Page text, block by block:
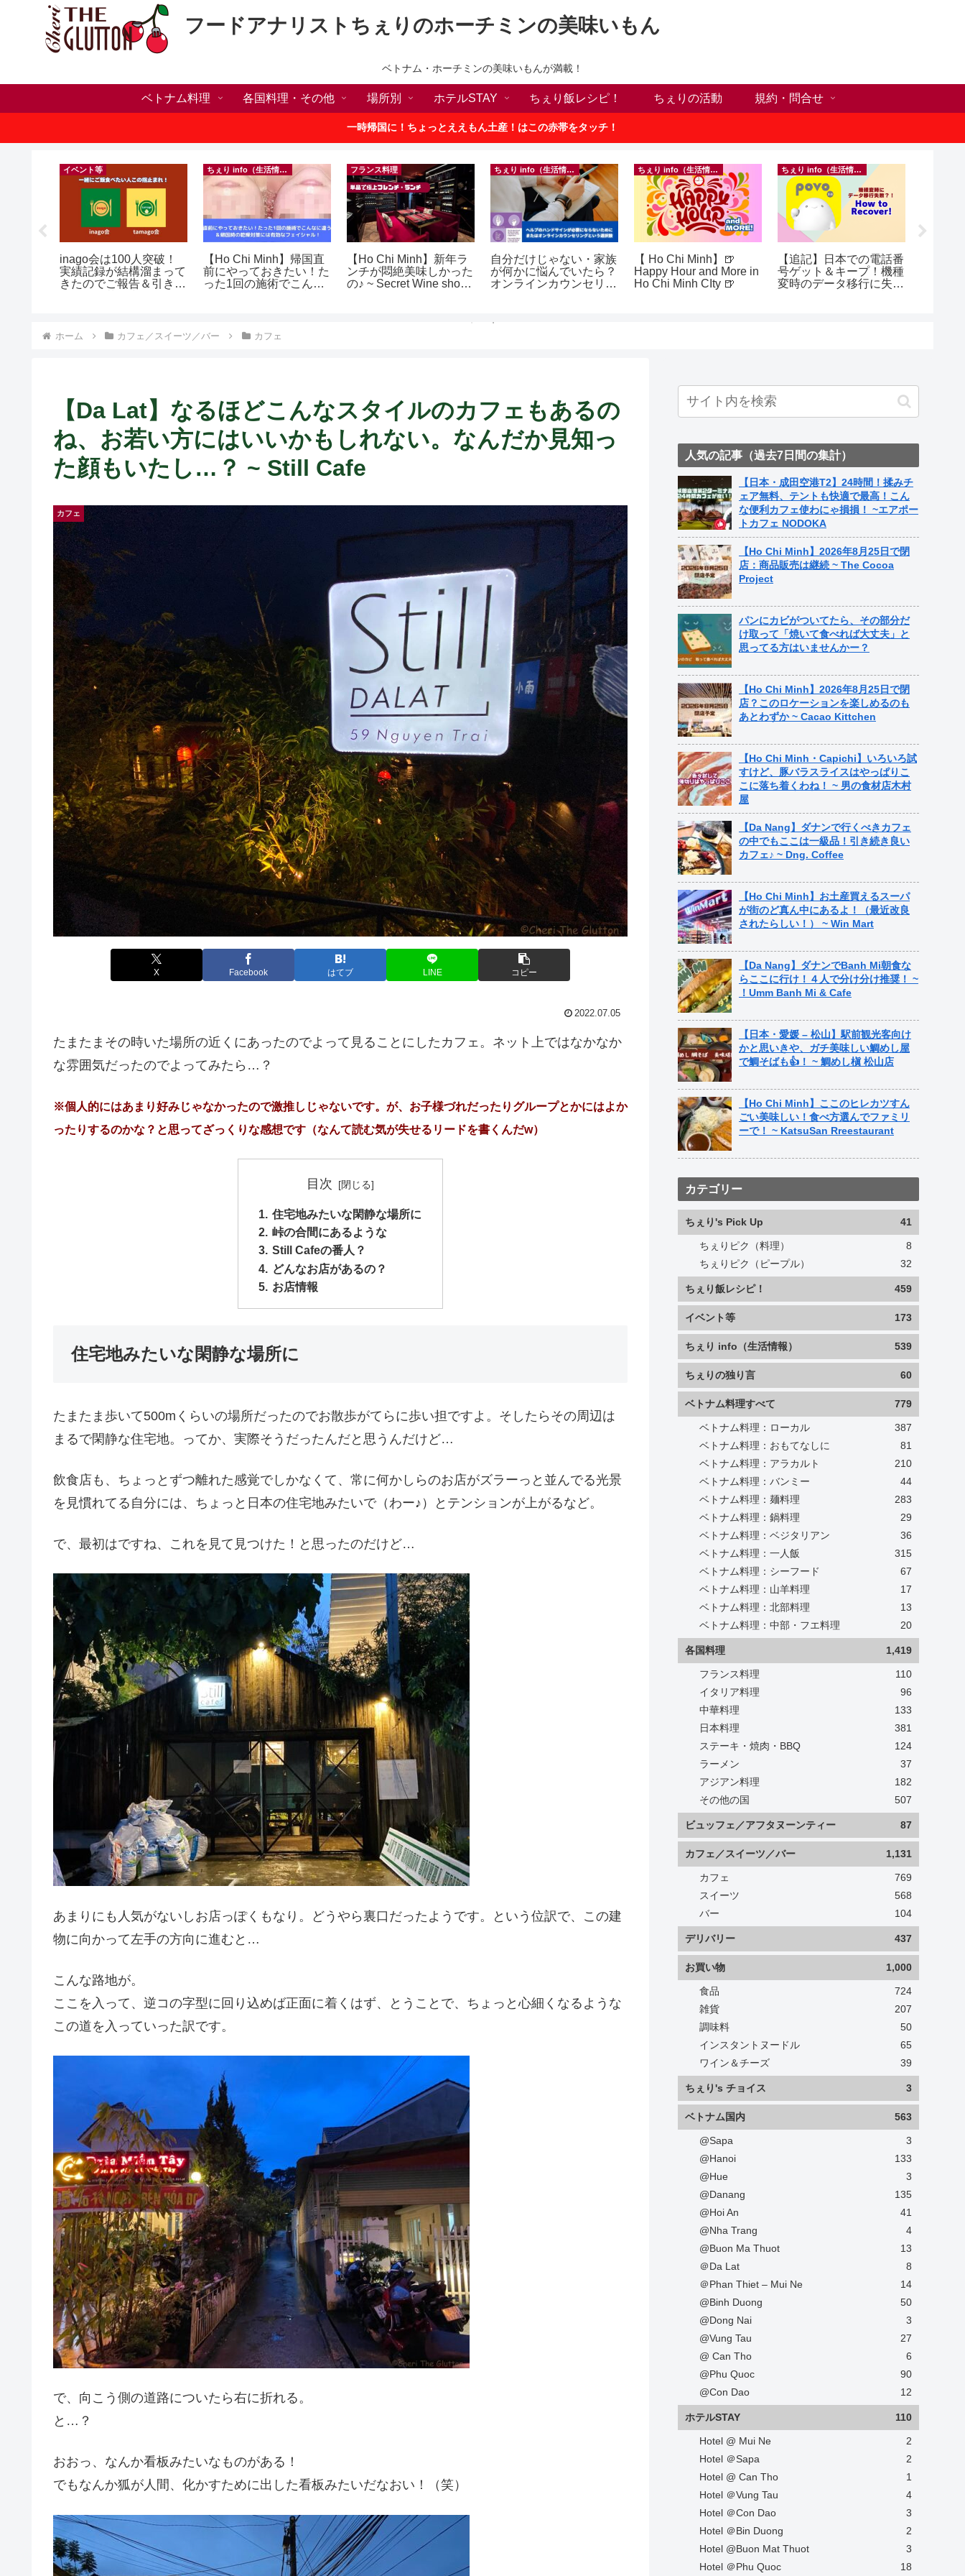
フードアナリストちぇりのホーチミンの美味いもん
ベトナム・ホーチミンの美味いもんが満載！
ベトナム料理 各国料理・その他 場所別 ホテルSTAY ちぇり飯レシピ！ ちぇりの活動 規約・問合せ
一時帰国に！ちょっとええもん土産！はこの赤帯をタッチ！
イベント等
inago会は100人突破！
実績記録が結構溜まって
きたのでご報告＆引き続
ちぇり info（生活情報）
【Ho Chi Minh】帰国直
前にやっておきたい！た
った1回の施術でこんな
フランス料理
【Ho Chi Minh】新年ラ
ンチが悶絶美味しかった
の♪ ~ Secret Wine shop
ちぇり info（生活情報）
自分だけじゃない・家族
が何かに悩んでいたら？
オンラインカウンセリン
ちぇり info（生活情報）
【 Ho Chi Minh】🍺
Happy Hour and More in
Ho Chi Minh CIty 🍺
ちぇり info（生活情報）
【追記】日本での電話番
号ゲット＆キープ！機種
変時のデータ移行に失敗
ホーム カフェ／スイーツ／バー カフェ
【Da Lat】なるほどこんなスタイルのカフェもあるの
ね、お若い方にはいいかもしれない。なんだか見知っ
た顔もいたし…？ ~ Still Cafe
カフェ
X Facebook はてブ LINE コピー
2022.07.05
たまたまその時いた場所の近くにあったのでよって見ることにしたカフェ。ネット上ではなかなか
な雰囲気だったのでよってみたら…？
※個人的にはあまり好みじゃなかったので激推しじゃないです。が、お子様づれだったりグループとかにはよか
ったりするのかな？と思ってざっくりな感想です（なんて読む気が失せるリードを書くんだw）
目次
住宅地みたいな閑静な場所に
峠の合間にあるような
Still Cafeの番人？
どんなお店があるの？
お店情報
住宅地みたいな閑静な場所に
たまたま歩いて500mくらいの場所だったのでお散歩がてらに歩い担ですよ。そしたらその周辺は
まるで閑静な住宅地。ってか、実際そうだったんだと思うんだけど…
飲食店も、ちょっとずつ離れた感覚でしかなくて、常に何かしらのお店がズラーっと並んでる光景
を見慣れてる自分には、ちょっと日本の住宅地みたいで（わー♪）とテンションが上がるなど。
で、最初はですね、これを見て見つけた！と思ったのだけど…
あまりにも人気がないしお店っぽくもなり。どうやら裏口だったようです。という位訳で、この建
物に向かって左手の方向に進むと…
こんな路地が。
ここを入って、逆コの字型に回り込めば正面に着くはず、とうことで、ちょっと心細くなるような
この道を入っていった訳です。
で、向こう側の道路についたら右に折れる。
と…？
おおっ、なんか看板みたいなものがある！
でもなんか狐が人間、化かすために出した看板みたいだなおい！（笑）
人気の記事（過去7日間の集計）
【日本・成田空港T2】24時間！揉みチ
ェア無料、テントも快適で最高！こん
な便利カフェ使わにゃ損損！ ~エアポー
トカフェ NODOKA
【Ho Chi Minh】2026年8月25日で閉
店：商品販売は継続 ~ The Cocoa
Project
パンにカビがついてたら、その部分だ
け取って「焼いて食べれば大丈夫」と
思ってる方はいませんかー？
【Ho Chi Minh】2026年8月25日で閉
店？このロケーションを楽しめるのも
あとわずか ~ Cacao Kittchen
【Ho Chi Minh・Capichi】いろいろ試
すけど、豚バラスライスはやっぱりこ
こに落ち着くわね！ ~ 男の食材店木村
屋
【Da Nang】ダナンで行くべきカフェ
の中でもここは一級品！引き続き良い
カフェ♪ ~ Dng. Coffee
【Ho Chi Minh】お土産買えるスーパ
が街のど真ん中にあるよ！（最近改良
されたらしい！） ~ Win Mart
【Da Nang】ダナンでBanh Mi朝食な
らここに行け！４人で分け分け推奨！ ~
！Umm Banh Mi & Cafe
【日本・愛媛 – 松山】駅前観光客向け
かと思いきや、ガチ美味しい鯛めし屋
で鯛そばも👍！ ~ 鯛めし槇 松山店
【Ho Chi Minh】ここのヒレカツすん
ごい美味しい！食べ方選んでファミリ
ーで！ ~ KatsuSan Rreestaurant
カテゴリー
ちぇり's Pick Up 41
ちぇりピク（料理）
8
ちぇりピク（ピープル）
32
ちぇり飯レシピ！ 459
イベント等 173
ちぇり info（生活情報） 539
ちぇりの独り言 60
ベトナム料理すべて 779
ベトナム料理：ローカル
387
ベトナム料理：おもてなしに
81
ベトナム料理：アラカルト
210
ベトナム料理：バンミー
44
ベトナム料理：麺料理
283
ベトナム料理：鍋料理
29
ベトナム料理：ベジタリアン
36
ベトナム料理：一人飯
315
ベトナム料理：シーフード
67
ベトナム料理：山羊料理
17
ベトナム料理：北部料理
13
ベトナム料理：中部・フエ料理
20
各国料理 1,419
フランス料理
110
イタリア料理
96
中華料理
133
日本料理
381
ステーキ・焼肉・BBQ
124
ラーメン
37
アジアン料理
182
その他の国
507
ビュッフェ／アフタヌーンティー 87
カフェ／スイーツ／バー 1,131
カフェ
769
スイーツ
568
バー
104
デリバリー 437
お買い物 1,000
食品
724
雑貨
207
調味料
50
インスタントヌードル
65
ワイン＆チーズ
39
ちぇり's チョイス 3
ベトナム国内 563
@Sapa
3
@Hanoi
133
@Hue
3
@Danang
135
@Hoi An
41
@Nha Trang
4
@Buon Ma Thuot
13
＠Da Lat
8
＠Phan Thiet – Mui Ne
14
@Binh Duong
50
@Dong Nai
3
@Vung Tau
27
@ Can Tho
6
@Phu Quoc
90
@Con Dao
12
ホテルSTAY 110
Hotel @ Mui Ne
2
Hotel ＠Sapa
2
Hotel @ Can Tho
1
Hotel ＠Vung Tau
4
Hotel ＠Con Dao
3
Hotel ＠Bin Duong
2
Hotel @Buon Mat Thuot
3
Hotel ＠Phu Quoc
18